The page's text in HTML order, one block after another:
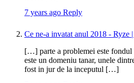
7 years ago Reply
Ce ne-a invatat anul 2018 - Ryze
[…] parte a problemei este fondul
este un domeniu tanar, unele
fost in jur de la inceputul […]